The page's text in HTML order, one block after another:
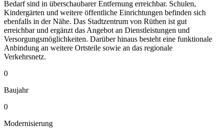
Bedarf sind in überschaubarer Entfernung erreichbar. Schulen,
Kindergärten und weitere öffentliche Einrichtungen befinden sich
ebenfalls in der Nähe. Das Stadtzentrum von Rüthen ist gut
erreichbar und ergänzt das Angebot an Dienstleistungen und
Versorgungsmöglichkeiten. Darüber hinaus besteht eine funktionale
Anbindung an weitere Ortsteile sowie an das regionale
Verkehrsnetz.
0
Baujahr
0
Modernisierung